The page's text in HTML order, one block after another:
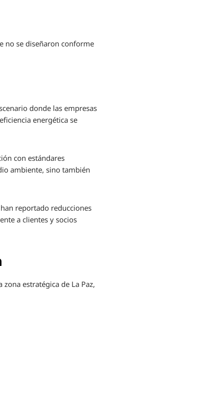
no se diseñaron conforme
donde las empresas
energética se
con estándares
ambiente, sino también
reportado reducciones
a clientes y socios
estratégica de La Paz,